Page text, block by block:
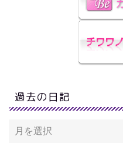
過去の日記